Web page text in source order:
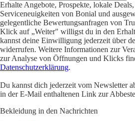
Erhalte Angebote, Prospekte, lokale
Serviceneuigkeiten von Bonial und
gelegentliche Bewertungsanfragen von
Klick auf „Weiter" willigst du in den
kannst deine Einwilligung jederzeit über
widerrufen. Weitere Informationen zur
zur Analyse von Öffnungen und Klicks
Datenschutzerklärung.
Du kannst dich jederzeit vom Newsletter
in der E-Mail enthaltenen Link zur
Bekleidung in den Nachrichten